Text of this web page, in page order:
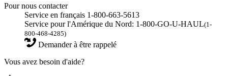
Pour nous contacter
Service en français 1-800-663-5613
Service pour l'Amérique du Nord: 1-800-GO-U-HAUL(1-
800-468-4285)
Demander à être rappelé
Vous avez besoin d'aide?